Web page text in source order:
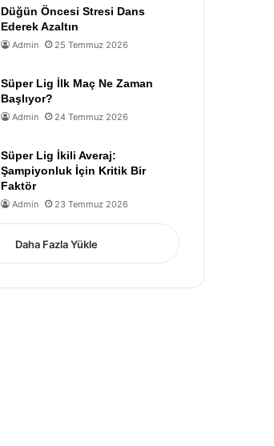
Düğün Öncesi Stresi Dans
Ederek Azaltın
Admin 25 Temmuz 2026
Süper Lig İlk Maç Ne Zaman
Başlıyor?
Admin 24 Temmuz 2026
Süper Lig İkili Averaj:
Şampiyonluk İçin Kritik Bir
Faktör
Admin 23 Temmuz 2026
Daha Fazla Yükle